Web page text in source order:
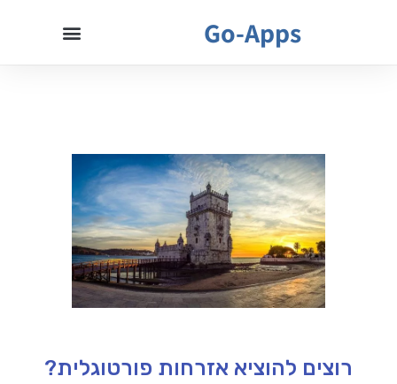
Go-Apps
רוצים להוציא אזרחות פורטוגלית?